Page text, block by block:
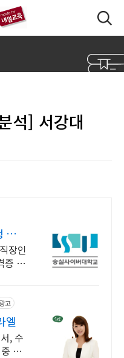
석] 서강대
집
장인
증 취
고
엘
, 수
교